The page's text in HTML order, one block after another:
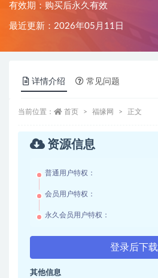
有效期：购买后永久有效
最近更新：2026年05月11日
详情介绍 常见问题
当前位置： 首页 福缘网 正文
资源信息
普通用户特权：
会员用户特权：
永久会员用户特权：
登录后下载
其他信息